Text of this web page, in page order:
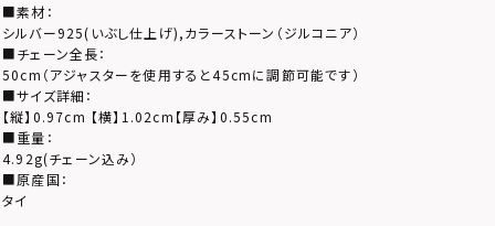
■素材：
シルバー925(いぶし仕上げ),カラーストーン（ジルコニア）
■チェーン全長：
50cm（アジャスターを使用すると45cmに調節可能です）
■サイズ詳細：
【縦】0.97cm 【横】1.02cm【厚み】0.55cm
■重量：
4.92g(チェーン込み）
■原産国：
タイ